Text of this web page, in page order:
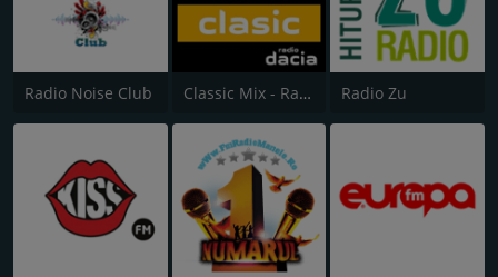
Radio Noise Club Classic Mix - Radio Dacia - Autocunoastere, Mindfullness Radio Zu